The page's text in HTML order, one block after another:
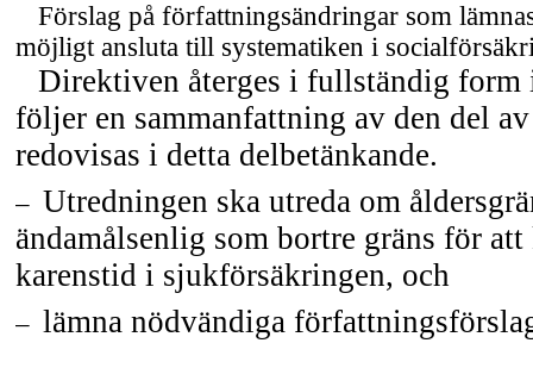
Förslag på författningsändringar som
möjligt ansluta till systematiken i
Direktiven återges i fullständig form
följer en sammanfattning av den del
redovisas i detta delbetänkande.
– Utredningen ska utreda om
ändamålsenlig som bortre gräns för
karenstid i sjukförsäkringen, och
– lämna nödvändiga